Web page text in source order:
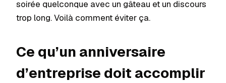
soirée quelconque avec un gâteau et un discours
trop long. Voilà comment éviter ça.
Ce qu’un anniversaire
d’entreprise doit accomplir